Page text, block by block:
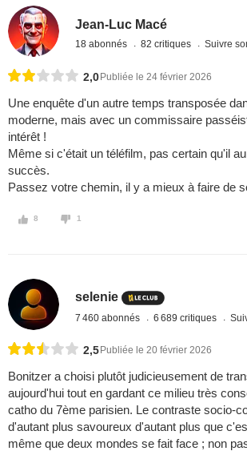
Jean-Luc Macé
18 abonnés 82 critiques Suivre
2,0 Publiée le 24 février 2026
Une enquête d'un autre temps transposée
moderne, mais avec un commissaire
intérêt !
Même si c'était un téléfilm, pas certain qu'il
succès.
Passez votre chemin, il y a mieux à faire de
8 1
selenie
7 460 abonnés 6 689 critiques
2,5 Publiée le 20 février 2026
Bonitzer a choisi plutôt judicieusement de
aujourd'hui tout en gardant ce milieu très
catho du 7ème parisien. Le contraste socio-
d'autant plus savoureux d'autant plus que
même que deux mondes se fait face ; non